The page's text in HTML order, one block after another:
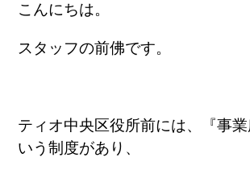
こんにちは。
スタッフの前佛です。
ティオ中央区役所前には、『事
いう制度があり、